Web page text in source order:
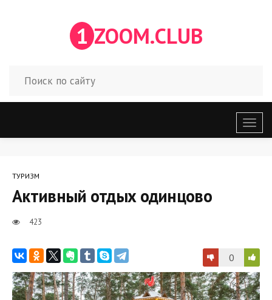
1 ZOOM.CLUB
меню
ТУРИЗМ
Активный отдых одинцово
423
0